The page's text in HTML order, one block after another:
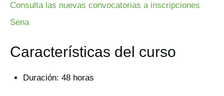
Consulta las nuevas convocatorias a inscripciones
Sena
Características del curso
Duración: 48 horas